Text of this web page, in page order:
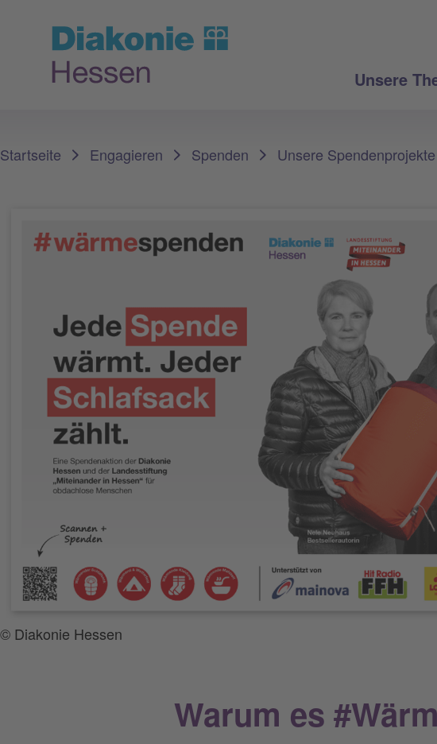
Unsere
Startseite Engagieren Spenden Unsere Spendenprojekte
© Diakonie Hessen
Warum es